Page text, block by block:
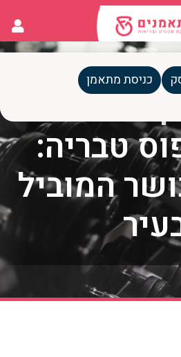
כניסת מתאמן
ספורט
טבריה:
המוביל